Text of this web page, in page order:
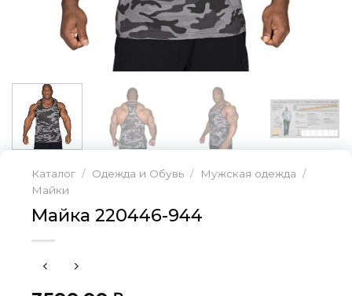
Каталог / Одежда и Обувь / Мужская одежда /
Майки
Майка 220446-944